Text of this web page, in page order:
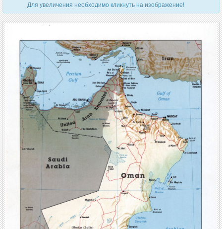
Для увеличения необходимо кликнуть на изображение!